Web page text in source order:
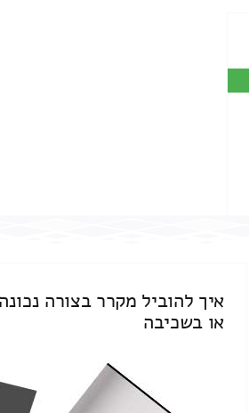
איך להוביל מקרר בצורה
או בשכיבה